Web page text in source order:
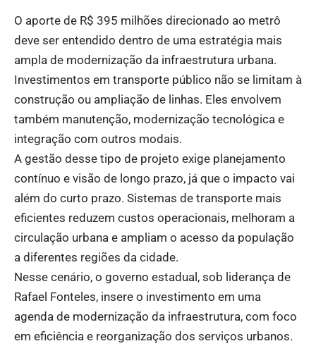
O aporte de R$ 395 milhões direcionado ao metrô
deve ser entendido dentro de uma estratégia mais
ampla de modernização da infraestrutura urbana.
Investimentos em transporte público não se limitam à
construção ou ampliação de linhas. Eles envolvem
também manutenção, modernização tecnológica e
integração com outros modais.
A gestão desse tipo de projeto exige planejamento
contínuo e visão de longo prazo, já que o impacto vai
além do curto prazo. Sistemas de transporte mais
eficientes reduzem custos operacionais, melhoram a
circulação urbana e ampliam o acesso da população
a diferentes regiões da cidade.
Nesse cenário, o governo estadual, sob liderança de
Rafael Fonteles, insere o investimento em uma
agenda de modernização da infraestrutura, com foco
em eficiência e reorganização dos serviços urbanos.